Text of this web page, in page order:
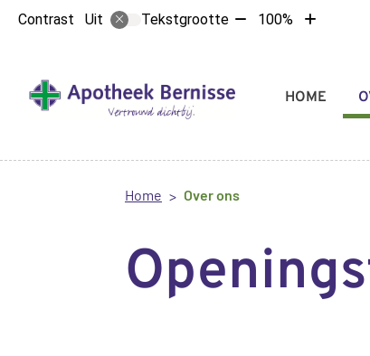
Contrast Uit Tekstgrootte Tekst100%
Tekst
HOME
Home Over ons